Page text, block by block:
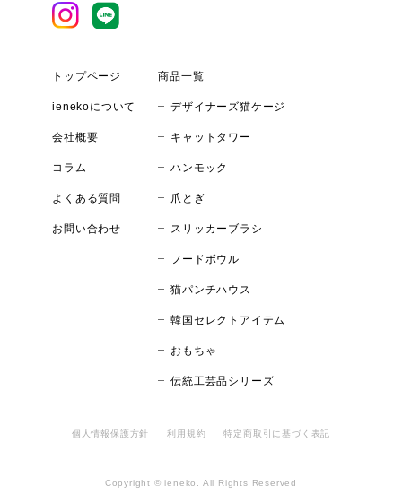
トップページ
ienekoについて
会社概要
コラム
よくある質問
お問い合わせ
商品一覧
デザイナーズ猫ケージ
キャットタワー
ハンモック
爪とぎ
スリッカーブラシ
フードボウル
猫パンチハウス
韓国セレクトアイテム
おもちゃ
伝統工芸品シリーズ
Copyright © ieneko. All Rights Reserved
個人情報保護方針 利用規約 特定商取引に基づく表記